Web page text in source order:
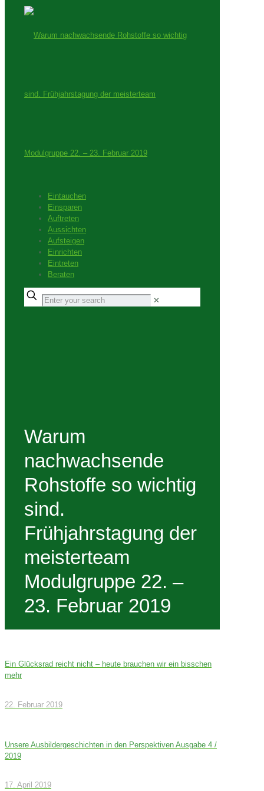
Eintauchen
Einsparen
Auftreten
Aussichten
Aufsteigen
Einrichten
Eintreten
Beraten
✕
Warum
nachwachsende
Rohstoffe so wichtig
sind.
Frühjahrstagung der
meisterteam
Modulgruppe 22. –
23. Februar 2019
Ein Glücksrad reicht nicht – heute brauchen wir ein bisschen
mehr
22. Februar 2019
Unsere Ausbildergeschichten in den Perspektiven Ausgabe 4 /
2019
17. April 2019